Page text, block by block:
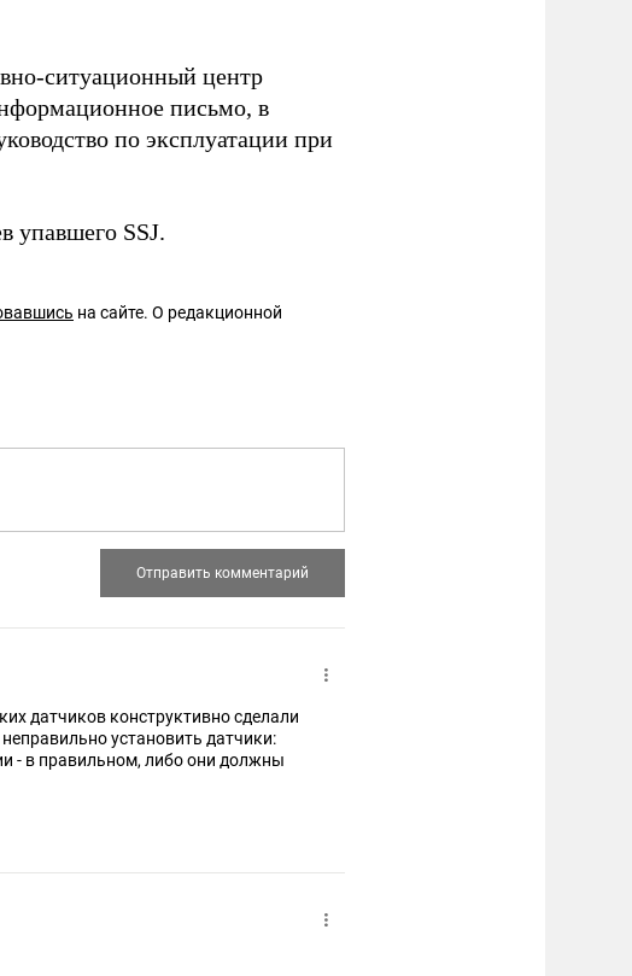
ситуационный центр
письмо, в
по эксплуатации при
упавшего SSJ.
на сайте. О редакционной
датчиков конструктивно сделали
установить датчики:
- в правильном, либо они должны